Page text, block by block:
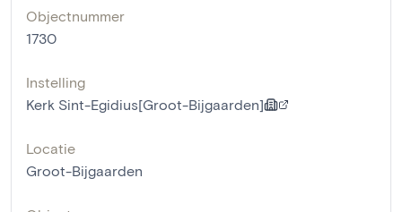
Objectnummer
1730
Instelling
Kerk Sint-Egidius[Groot-Bijgaarden]
Locatie
Groot-Bijgaarden